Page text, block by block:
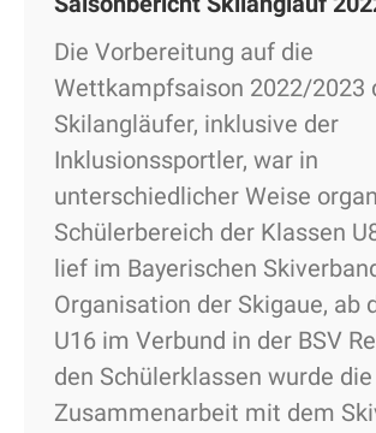
Die Vorbereitung auf die
Wettkampfsaison 2022/2023
Skilangläufer, inklusive der
Inklusionssportler, war in
unterschiedlicher Weise
Schülerbereich der Klassen
lief im Bayerischen
Organisation der Skigaue, ab
U16 im Verbund in der BSV
den Schülerklassen wurde die
Zusammenarbeit mit dem